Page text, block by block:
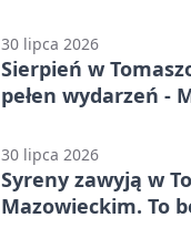
30 lipca 2026
Sierpień w
pełen wydarzeń -
30 lipca 2026
Syreny zawyją w
Mazowieckim. To